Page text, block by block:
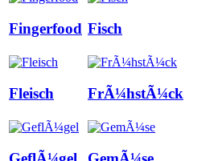
Fingerfood Fisch
Fleisch FrÃ¼hstÃ¼ck